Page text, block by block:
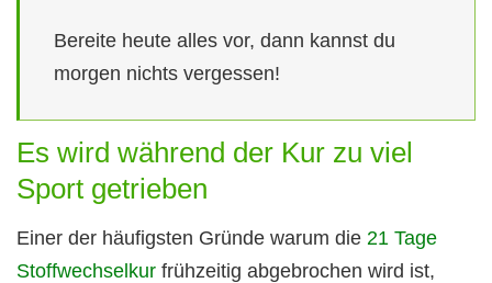
Bereite heute alles vor, dann kannst du
morgen nichts vergessen!
Es wird während der Kur zu viel
Sport getrieben
Einer der häufigsten Gründe warum die 21 Tage
Stoffwechselkurfrühzeitig abgebrochen wird ist,